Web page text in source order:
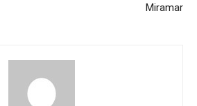
Miramar